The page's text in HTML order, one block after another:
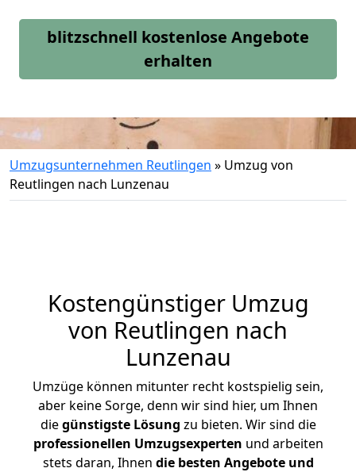
blitzschnell kostenlose Angebote
erhalten
Umzugsunternehmen Reutlingen » Umzug von
Reutlingen nach Lunzenau
Kostengünstiger Umzug
von Reutlingen nach
Lunzenau
Umzüge können mitunter recht kostspielig sein,
aber keine Sorge, denn wir sind hier, um Ihnen
diegünstigste Lösung zu bieten. Wir sind die
professionellen Umzugsexperten und arbeiten
stets daran, Ihnen die besten Angebote und